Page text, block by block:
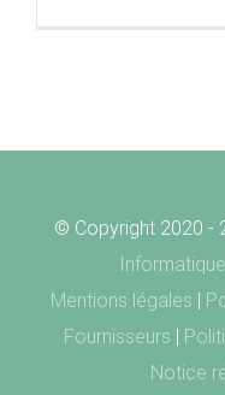
© Copyright 2020 -
Informatique
Mentions légales
Fournisseurs
Notice